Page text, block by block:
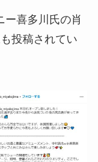
ー喜多川氏の肖
投稿されてい